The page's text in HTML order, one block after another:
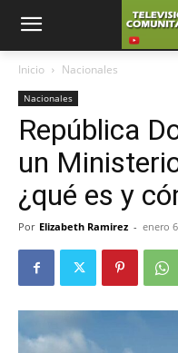
Inicio Nacionales
Nacionales
República
un
¿qué es y
Por Elizabeth Ramirez - enero